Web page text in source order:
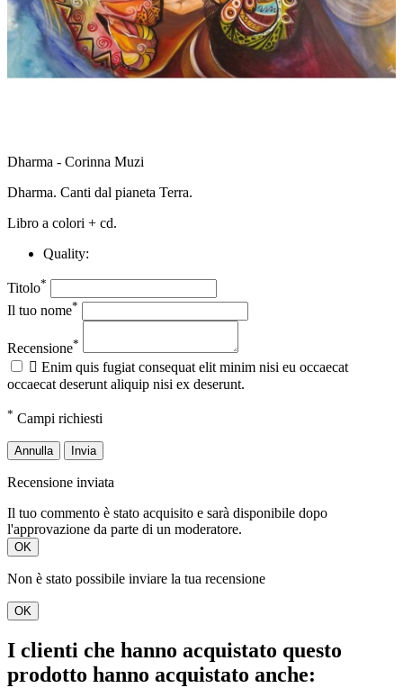
Dharma - Corinna Muzi
Dharma. Canti dal pianeta Terra.
Libro a colori + cd.
Quality:
Titolo*
Il tuo nome*
Recensione*
 Enim quis fugiat consequat elit minim nisi eu occaecat
occaecat deserunt aliquip nisi ex deserunt.
* Campi richiesti
Annulla Invia
Recensione inviata
Il tuo commento è stato acquisito e sarà disponibile dopo
l'approvazione da parte di un moderatore.
OK
Non è stato possibile inviare la tua recensione
OK
I clienti che hanno acquistato questo
prodotto hanno acquistato anche: